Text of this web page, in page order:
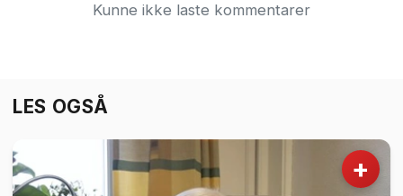
Kunne ikke laste kommentarer
LES OGSÅ
+